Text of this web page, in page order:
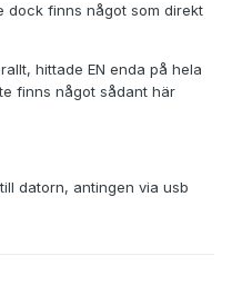
dock finns något som direkt
hittade EN enda på hela
finns något sådant här
datorn, antingen via usb